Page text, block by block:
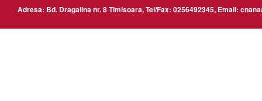
Adresa: Bd. Dragalina nr. 8 Timisoara, Tel/Fax: 0256492345, Email: